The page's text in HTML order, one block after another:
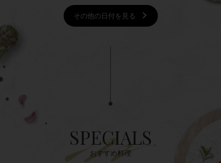
その他の日付を見る
SPECIALS
おすすめ料理